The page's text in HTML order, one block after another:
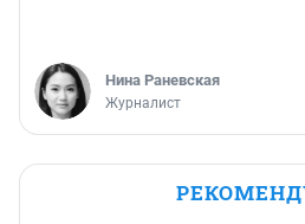
Нина Раневская
Журналист